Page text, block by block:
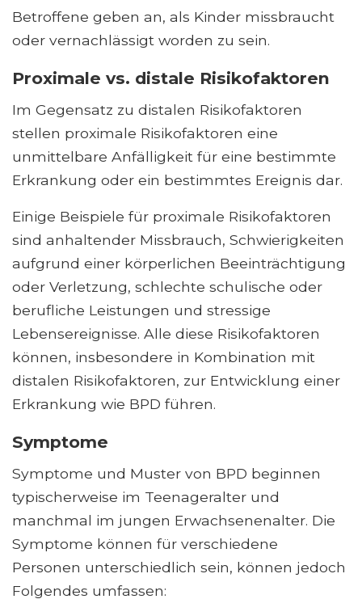
Betroffene geben an, als Kinder missbraucht
oder vernachlässigt worden zu sein.
Proximale vs. distale Risikofaktoren
Im Gegensatz zu distalen Risikofaktoren
stellen proximale Risikofaktoren eine
unmittelbare Anfälligkeit für eine bestimmte
Erkrankung oder ein bestimmtes Ereignis dar.
Einige Beispiele für proximale Risikofaktoren
sind anhaltender Missbrauch, Schwierigkeiten
aufgrund einer körperlichen Beeinträchtigung
oder Verletzung, schlechte schulische oder
berufliche Leistungen und stressige
Lebensereignisse. Alle diese Risikofaktoren
können, insbesondere in Kombination mit
distalen Risikofaktoren, zur Entwicklung einer
Erkrankung wie BPD führen.
Symptome
Symptome und Muster von BPD beginnen
typischerweise im Teenageralter und
manchmal im jungen Erwachsenenalter. Die
Symptome können für verschiedene
Personen unterschiedlich sein, können jedoch
Folgendes umfassen: